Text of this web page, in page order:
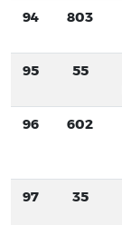
94 803
95 55
96 602
97 35